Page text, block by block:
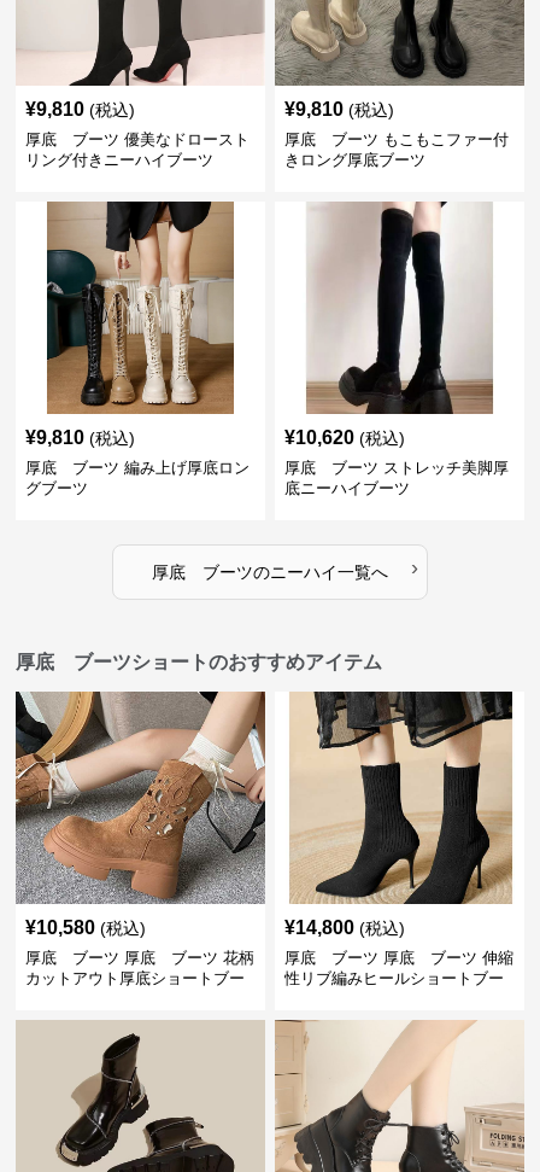
¥9,810 (税込)
厚底 ブーツ 優美なドロースト
リング付きニーハイブーツ
¥9,810 (税込)
厚底 ブーツ もこもこファー付
きロング厚底ブーツ
¥9,810 (税込)
厚底 ブーツ 編み上げ厚底ロン
グブーツ
¥10,620 (税込)
厚底 ブーツ ストレッチ美脚厚
底ニーハイブーツ
厚底 ブーツのニーハイ一覧へ ›
厚底 ブーツショートのおすすめアイテム
¥10,580 (税込)
厚底 ブーツ 厚底 ブーツ 花柄
カットアウト厚底ショートブー
¥14,800 (税込)
厚底 ブーツ 厚底 ブーツ 伸縮
性リブ編みヒールショートブー